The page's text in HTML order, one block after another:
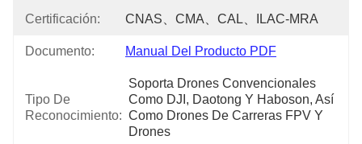
Certificación: CNAS、CMA、CAL、ILAC-MRA
Documento: Manual Del Producto PDF
Tipo De
Reconocimiento:
Soporta Drones Convencionales
Como DJI, Daotong Y Haboson, Así
Como Drones De Carreras FPV Y
Drones